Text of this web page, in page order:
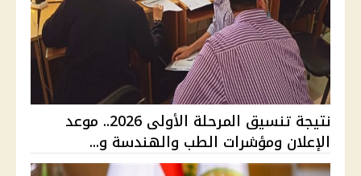
نتيجة تنسيق المرحلة الأولى 2026.. موعد
الإعلان ومؤشرات الطب والهندسة و...